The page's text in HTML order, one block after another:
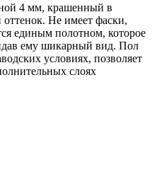
4 мм, крашенный в
Не имеет фаски,
единым полотном, которое
ему шикарный вид. Пол
условиях, позволяет
слоях